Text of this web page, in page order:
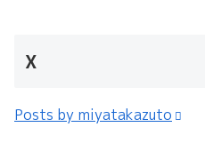
X
Posts by miyatakazuto